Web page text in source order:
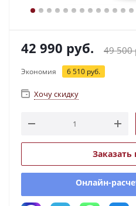
42 990 руб. 49 500
Экономия 6 510 руб.
Хочу скидку
Заказать
Онлайн-